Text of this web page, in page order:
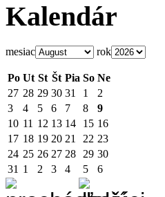
Kalendár
mesiac rok
Po Ut St Št Pia So Ne
27 28 29 30 31 1
2
3
4 5 6 7 8
9
10 11 12 13 14 15 16
17 18 19 20 21 22 23
24 25 26 27 28 29 30
31 1 2 3 4 5 6